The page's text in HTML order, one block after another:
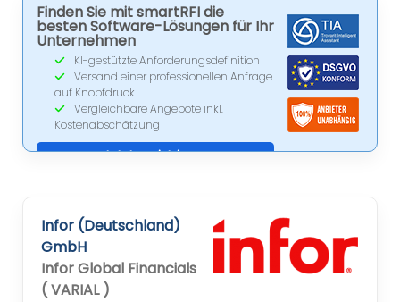
Finden Sie mit smartRFI die
besten Software-Lösungen für Ihr
Unternehmen
KI-gestützte Anforderungsdefinition
Versand einer professionellen Anfrage
auf Knopfdruck
Vergleichbare Angebote inkl.
Kostenabschätzung
Jetzt registrieren
Infor (Deutschland)
GmbH
Infor Global Financials
( VARIAL )